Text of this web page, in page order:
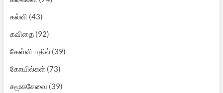
கல்வி (43)
கவிதை(92)
கேள்வி-பதில்(39)
கோயில்கள்(73)
சமூகசேவை (39)